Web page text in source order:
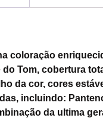
coloração
Tom, cobertura
da cor, cores
incluindo:
da ultima